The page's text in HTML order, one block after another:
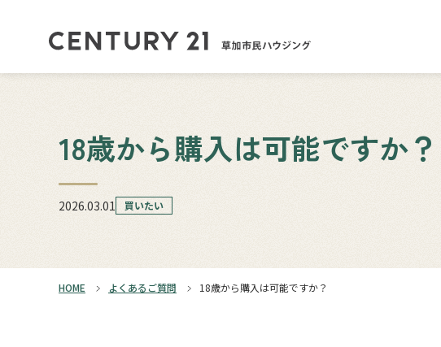
18歳から購入は可能ですか？
2026.03.01 買いたい
HOME よくあるご質問 18歳から購入は可能ですか？